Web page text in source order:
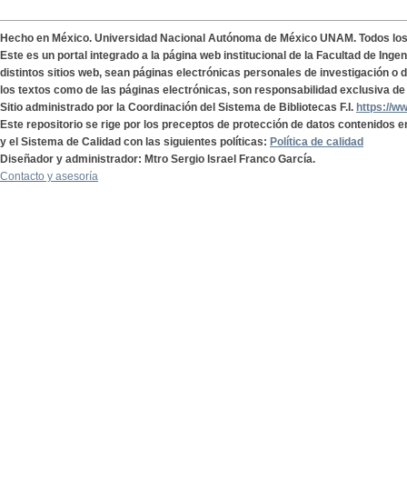
Hecho en México. Universidad Nacional Autónoma de México UNAM. Todos
Este es un portal integrado a la página web institucional de la Facultad de
distintos sitios web, sean páginas electrónicas personales de investigación o
los textos como de las páginas electrónicas, son responsabilidad exclusiva
Sitio administrado por la Coordinación del Sistema de Bibliotecas F.I. https://
Este repositorio se rige por los preceptos de protección de datos contenidos
y el Sistema de Calidad con las siguientes políticas: Política de calidad
Diseñador y administrador: Mtro Sergio Israel Franco García.
Contacto y asesoría